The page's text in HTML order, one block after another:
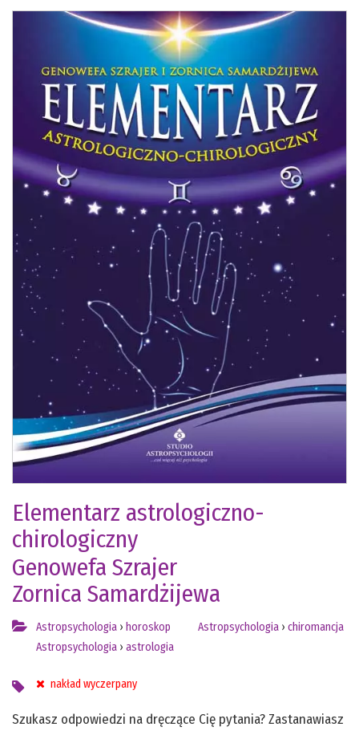
Elementarz astrologiczno-
chirologiczny
Genowefa Szrajer
Zornica Samardżijewa
Astropsychologia › horoskop
Astropsychologia › astrologia
Astropsychologia › chiromancja
nakład wyczerpany
Szukasz odpowiedzi na dręczące Cię pytania? Zastanawiasz